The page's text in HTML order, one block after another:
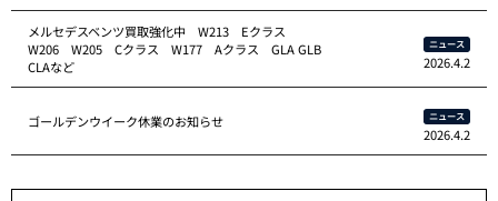
メルセデスベンツ買取強化中 W213 Eクラス
W206 W205 Cクラス W177 Aクラス GLA GLB
CLAなど
ニュース
2026.4.2
ゴールデンウイーク休業のお知らせ ニュース
2026.4.2